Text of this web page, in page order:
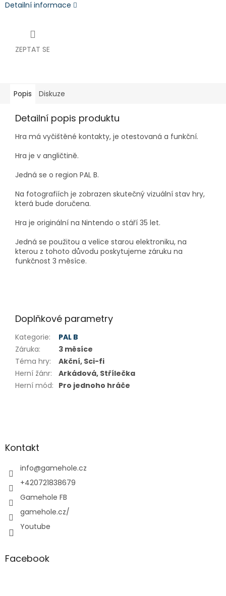
Detailní informace
ZEPTAT SE
Popis Diskuze
Detailní popis produktu
Hra má vyčištěné kontakty, je otestovaná a funkční.
Hra je v angličtině.
Jedná se o region PAL B.
Na fotografiích je zobrazen skutečný vizuální stav hry,
která bude doručena.
Hra je originální na Nintendo o stáří 35 let.
Jedná se použitou a velice starou elektroniku, na
kterou z tohoto důvodu poskytujeme záruku na
funkčnost 3 měsíce.
Doplňkové parametry
Kategorie:
PAL B
Záruka:
3 měsíce
Téma hry:
Akční, Sci-fi
Herní žánr:
Arkádová, Střílečka
Herní mód: Pro jednoho hráče
aKontakt
info@gamehole.cz
+420721838679
Gamehole FB
gamehole.cz/
Youtube
Facebook